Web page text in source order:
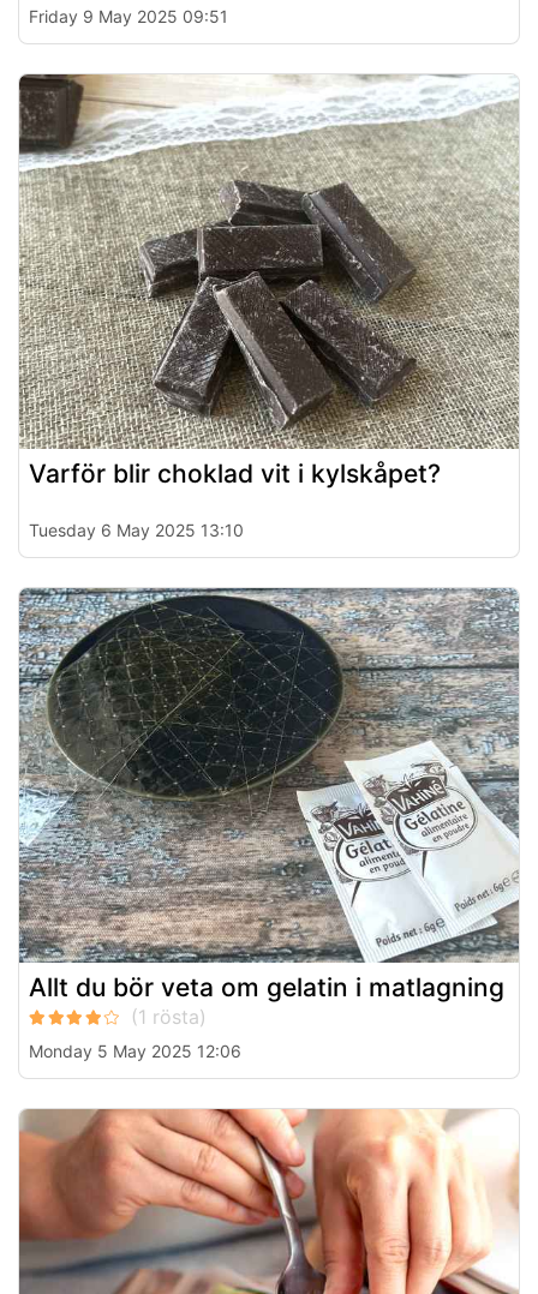
Friday 9 May 2025 09:51
Varför blir choklad vit i kylskåpet?
Tuesday 6 May 2025 13:10
Allt du bör veta om gelatin i matlagning
Monday 5 May 2025 12:06